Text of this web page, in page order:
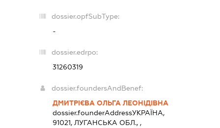
dossier.opfSubType:
-
dossier.edrpo:
31260319
dossier.foundersAndBenef:
ДМИТРІЄВА ОЛЬГА ЛЕОНІДІВНА
dossier.founderAddressУКРАЇНА,
91021, ЛУГАНСЬКА ОБЛ., ,